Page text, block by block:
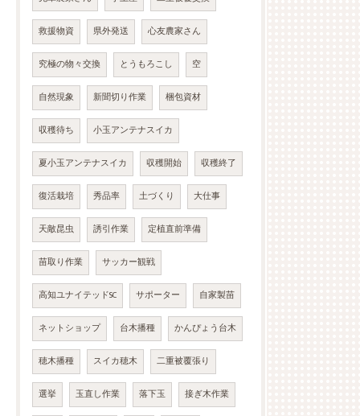
救援物資 県外発送 心友農家さん
究極の物々交換 とうもろこし 空
自然現象 新聞切り作業 梱包資材
収穫待ち 小玉アンテナスイカ
夏小玉アンテナスイカ 収穫開始 収穫終了
復活栽培 秀品率 土づくり 大仕事
天敵昆虫 誘引作業 定植直前準備
苗取り作業 サッカー観戦
高知ユナイテッドSC サポーター 自家製苗
ネットショップ 台木播種 かんぴょう台木
穂木播種 スイカ穂木 二重被覆張り
選挙 玉直し作業 落下玉 接ぎ木作業